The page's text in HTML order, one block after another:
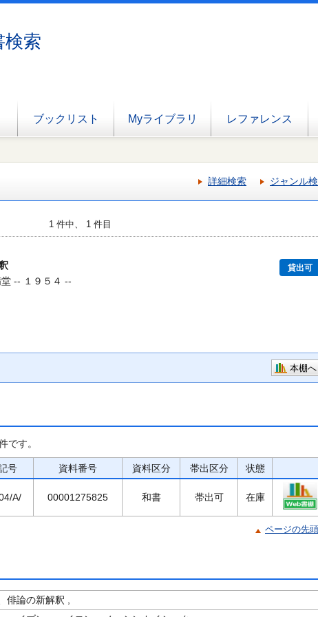
索
ブックリスト Myライブラリ レファレンス
詳細検索 ジャンル
1 件中、 1 件目
貸出可
-- １９５４ --
本棚へ
です。
号 資料番号 資料区分 帯出区分 状態
A/ 00001275825 和書 帯出可 在庫
ページの先
俳論の新解釈 ,